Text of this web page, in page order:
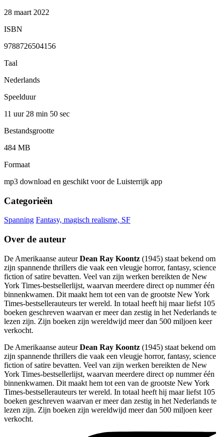
28 maart 2022
ISBN
9788726504156
Taal
Nederlands
Speelduur
11 uur 28 min 50 sec
Bestandsgrootte
484 MB
Formaat
mp3 download en geschikt voor de Luisterrijk app
Categorieën
Spanning Fantasy, magisch realisme, SF
Over de auteur
De Amerikaanse auteurDean Ray Koontz (1945) staat bekend om
zijn spannende thrillers die vaak een vleugje horror, fantasy, science
fiction of satire bevatten. Veel van zijn werken bereikten de New
York Times-bestsellerlijst, waarvan meerdere direct op nummer één
binnenkwamen. Dit maakt hem tot een van de grootste New York
Times-bestsellerauteurs ter wereld. In totaal heeft hij maar liefst 105
boeken geschreven waarvan er meer dan zestig in het Nederlands te
lezen zijn. Zijn boeken zijn wereldwijd meer dan 500 miljoen keer
verkocht.
De Amerikaanse auteurDean Ray Koontz (1945) staat bekend om
zijn spannende thrillers die vaak een vleugje horror, fantasy, science
fiction of satire bevatten. Veel van zijn werken bereikten de New
York Times-bestsellerlijst, waarvan meerdere direct op nummer één
binnenkwamen. Dit maakt hem tot een van de grootste New York
Times-bestsellerauteurs ter wereld. In totaal heeft hij maar liefst 105
boeken geschreven waarvan er meer dan zestig in het Nederlands te
lezen zijn. Zijn boeken zijn wereldwijd meer dan 500 miljoen keer
verkocht.